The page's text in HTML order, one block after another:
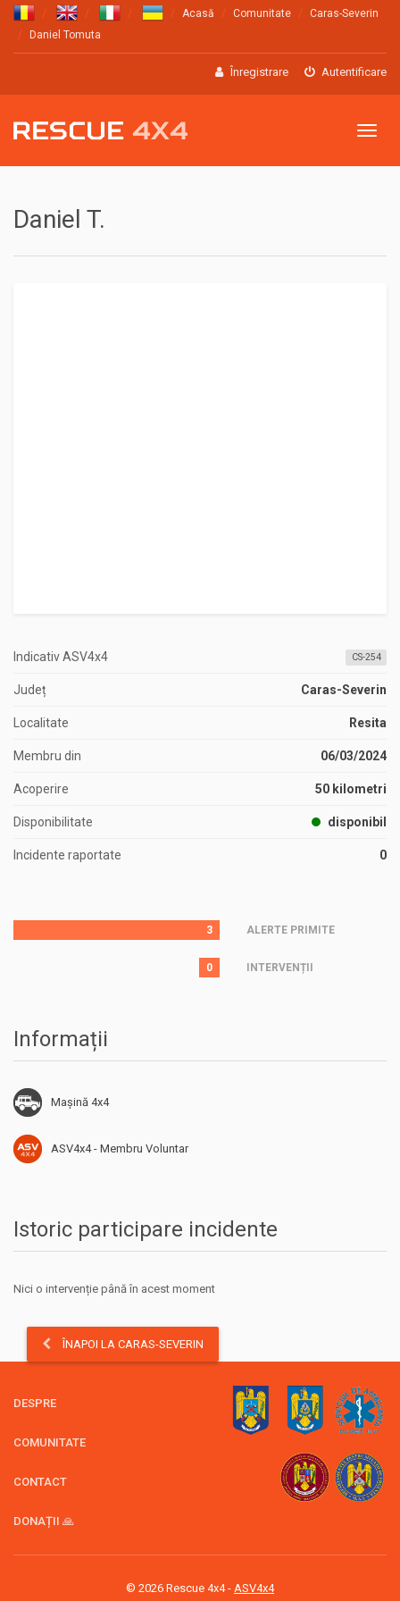
Acasă Comunitate
Caras-Severin
Daniel Tomuta
Înregistrare Autentificare
Meniu
Daniel T.
Indicativ ASV4x4 CS-254
Județ Caras-Severin
Localitate Resita
Membru din 06/03/2024
Acoperire 50 kilometri
Disponibilitate disponibil
Incidente raportate 0
3
0
ALERTE PRIMITE
INTERVENȚII
Informații
Mașină 4x4
ASV4x4 - Membru Voluntar
Istoric participare incidente
Nici o intervenție până în acest moment
ÎNAPOI LA CARAS-SEVERIN
DESPRE
COMUNITATE
CONTACT
DONAȚII 🙏
© 2026 Rescue 4x4 - ASV4x4